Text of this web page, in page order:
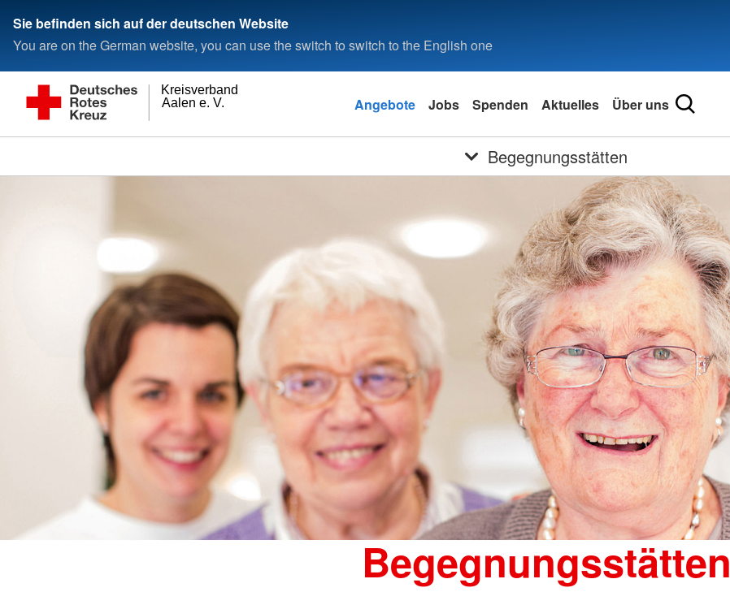
Sie befinden sich auf der deutschen Website
You are on the German website, you can use the switch to switch to the English one
Aalen e. V.
Kreisverband
Angebote Jobs Spenden Aktuelles Über uns
Begegnungsstätten
Begegnungsstätten